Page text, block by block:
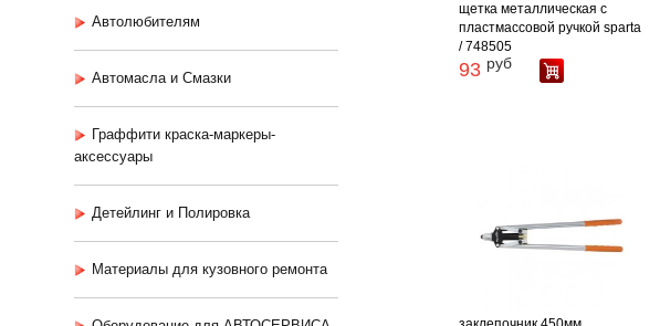
Автолюбителям
Автомасла и Смазки
Граффити краска-маркеры-
аксессуары
Детейлинг и Полировка
Материалы для кузовного ремонта
щетка металлическая с
пластмассовой ручкой sparta
/ 748505
93 руб